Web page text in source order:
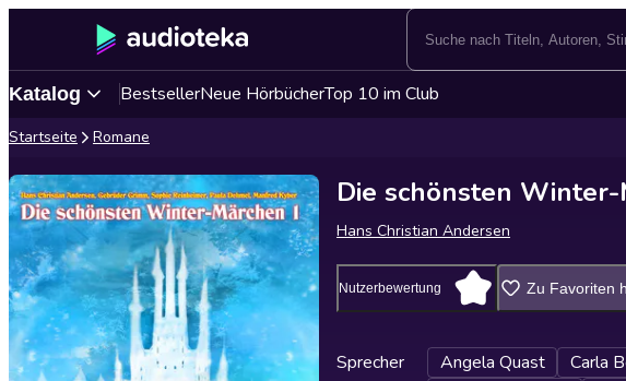
Katalog BestsellerNeue HörbücherTop 10 im Club
Startseite Romane
Die schönsten Winter-
Hans Christian Andersen
Nutzerbewertung Zu Favoriten
Sprecher Angela Quast Carla